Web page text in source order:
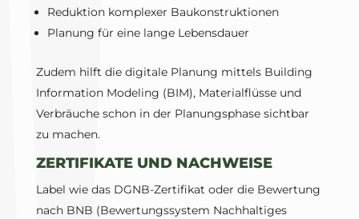
Reduktion komplexer Baukonstruktionen
Planung für eine lange Lebensdauer
Zudem hilft die digitale Planung mittels Building
Information Modeling (BIM), Materialflüsse und
Verbräuche schon in der Planungsphase sichtbar
zu machen.
ZERTIFIKATE UND NACHWEISE
Label wie das DGNB-Zertifikat oder die Bewertung
nach BNB (Bewertungssystem Nachhaltiges